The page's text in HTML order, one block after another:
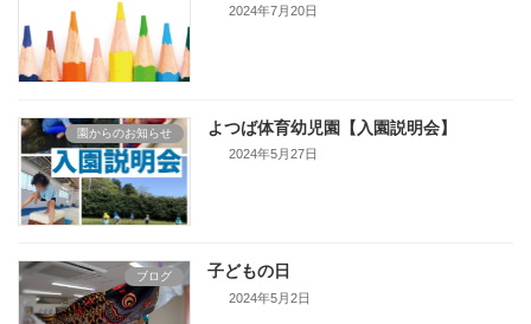
2024年7月20日
園からのお知らせ よつば体育幼児園【入園説明会】
2024年5月27日
ブログ 子どもの日
2024年5月2日